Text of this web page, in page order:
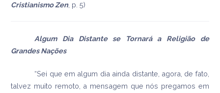
Cristianismo Zen, p. 5)
Algum Dia Distante se Tornará a Religião de
Grandes Nações
“Sei que em algum dia ainda distante, agora, de fato,
talvez muito remoto, a mensagem que nós pregamos em